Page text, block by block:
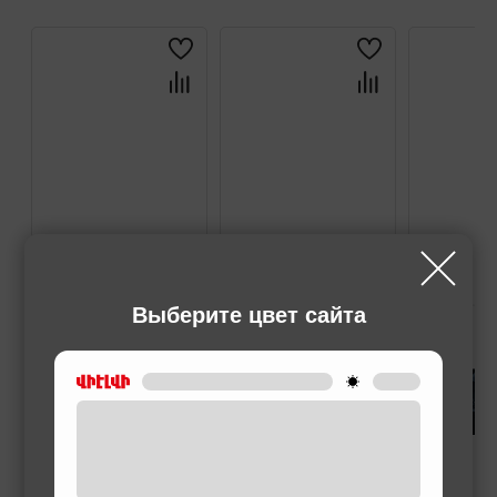
Выберите цвет сайта